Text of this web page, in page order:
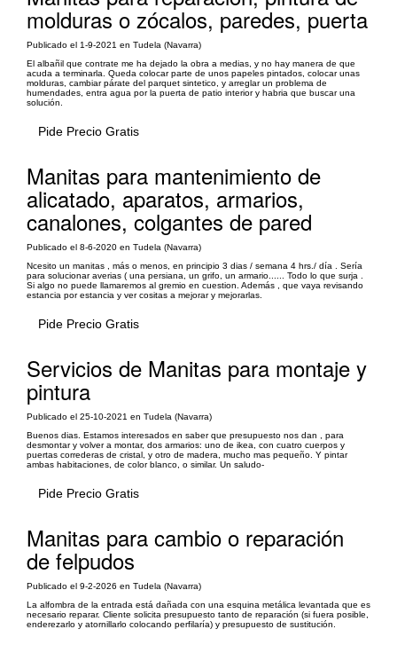
molduras o zócalos, paredes, puerta
Publicado el 1-9-2021 en Tudela (Navarra)
El albañil que contrate me ha dejado la obra a medias, y no hay manera de que
acuda a terminarla. Queda colocar parte de unos papeles pintados, colocar unas
molduras, cambiar párate del parquet sintetico, y arreglar un problema de
humendades, entra agua por la puerta de patio interior y habria que buscar una
solución.
Pide Precio Gratis
Manitas para mantenimiento de
alicatado, aparatos, armarios,
canalones, colgantes de pared
Publicado el 8-6-2020 en Tudela (Navarra)
Ncesito un manitas , más o menos, en principio 3 dias / semana 4 hrs./ día . Sería
para solucionar averias ( una persiana, un grifo, un armario...... Todo lo que surja .
Si algo no puede llamaremos al gremio en cuestion. Además , que vaya revisando
estancia por estancia y ver cositas a mejorar y mejorarlas.
Pide Precio Gratis
Servicios de Manitas para montaje y
pintura
Publicado el 25-10-2021 en Tudela (Navarra)
Buenos dias. Estamos interesados en saber que presupuesto nos dan , para
desmontar y volver a montar, dos armarios: uno de ikea, con cuatro cuerpos y
puertas correderas de cristal, y otro de madera, mucho mas pequeño. Y pintar
ambas habitaciones, de color blanco, o similar. Un saludo-
Pide Precio Gratis
Manitas para cambio o reparación
de felpudos
Publicado el 9-2-2026 en Tudela (Navarra)
La alfombra de la entrada está dañada con una esquina metálica levantada que es
necesario reparar. Cliente solicita presupuesto tanto de reparación (si fuera posible,
enderezarlo y atornillarlo colocando perfilaría) y presupuesto de sustitución.